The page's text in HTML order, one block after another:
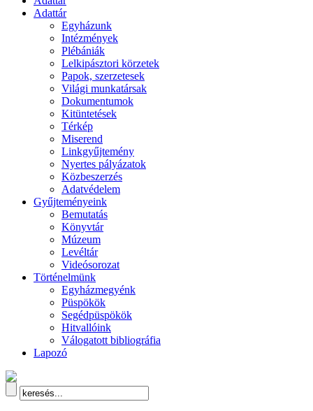
Adattár
Egyházunk
Intézmények
Plébániák
Lelkipásztori körzetek
Papok, szerzetesek
Világi munkatársak
Dokumentumok
Kitüntetések
Térkép
Miserend
Linkgyűjtemény
Nyertes pályázatok
Közbeszerzés
Adatvédelem
Gyűjteményeink
Bemutatás
Könyvtár
Múzeum
Levéltár
Videósorozat
Történelmünk
Egyházmegyénk
Püspökök
Segédpüspökök
Hitvallóink
Válogatott bibliográfia
Lapozó